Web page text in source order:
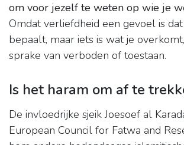
om voor jezelf te weten op wie je
Omdat verliefdheid een gevoel is
bepaalt, maar iets is wat je
sprake van verboden of toestaan.
Is het haram om af te
De invloedrijke sjeik Joesoef al
European Council for Fatwa and